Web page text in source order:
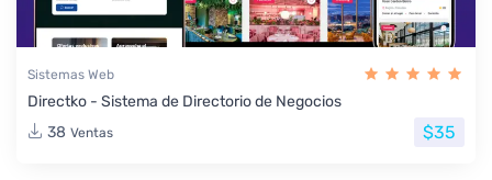
Sistemas Web
Directko - Sistema de Directorio de Negocios
38 Ventas $35